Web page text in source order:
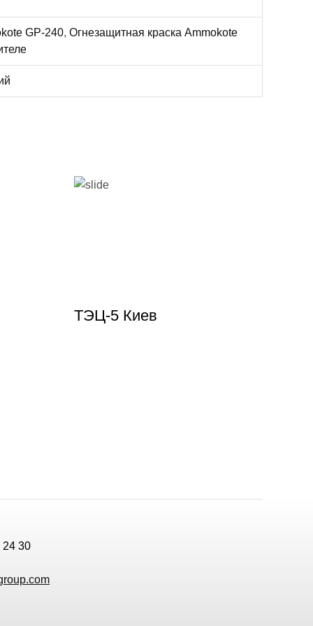
GP-240, Огнезащитная краска Ammokote
ТЭЦ-5 Киев
24 30